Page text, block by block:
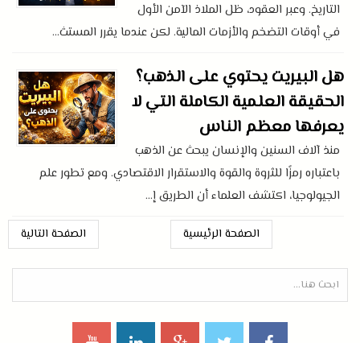
التاريخ. وعبر العقود، ظل الملاذ الآمن الأول
في أوقات التضخم والأزمات المالية. لكن عندما يقرر المستث...
هل البيريت يحتوي على الذهب؟
الحقيقة العلمية الكاملة التي لا
يعرفها معظم الناس
منذ آلاف السنين والإنسان يبحث عن الذهب
باعتباره رمزًا للثروة والقوة والاستقرار الاقتصادي. ومع تطور علم
الجيولوجيا، اكتشف العلماء أن الطريق إ...
الصفحة التالية الصفحة الرئيسية